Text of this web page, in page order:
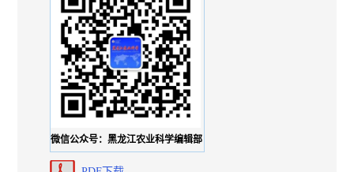
微信公众号：黑龙江农业科学编辑部